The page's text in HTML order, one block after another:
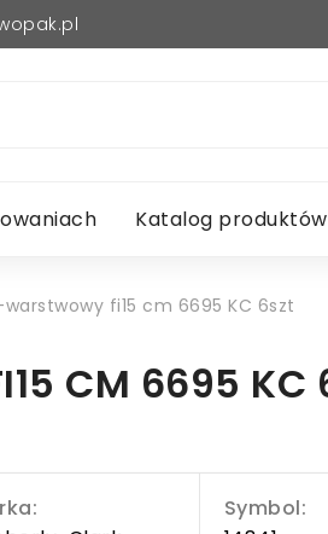
Katalog produktów
warstwowy fi15 cm 6695 KC 6szt
CM 6695 KC
Symbol: